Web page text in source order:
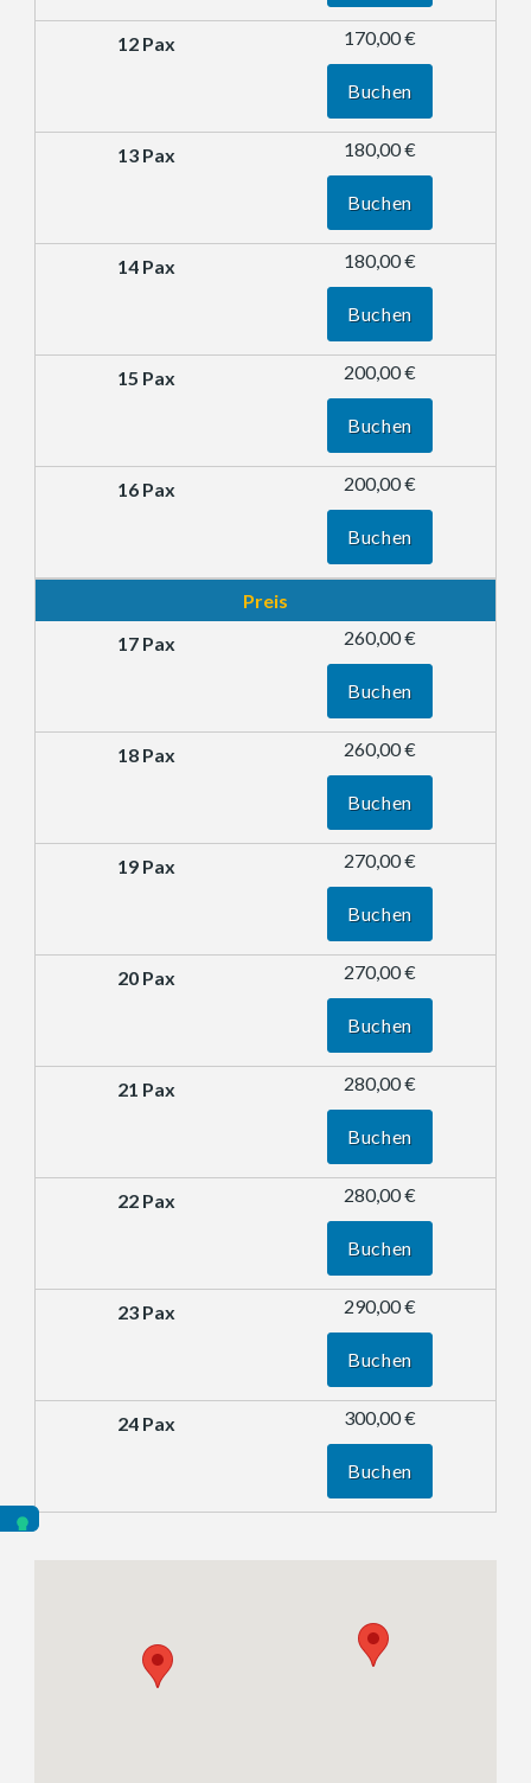
170,00 €
Buchen
180,00 €
Buchen
180,00 €
Buchen
200,00 €
Buchen
200,00 €
Buchen
Preis
260,00 €
Buchen
260,00 €
Buchen
270,00 €
Buchen
270,00 €
Buchen
280,00 €
Buchen
280,00 €
Buchen
290,00 €
Buchen
300,00 €
Buchen